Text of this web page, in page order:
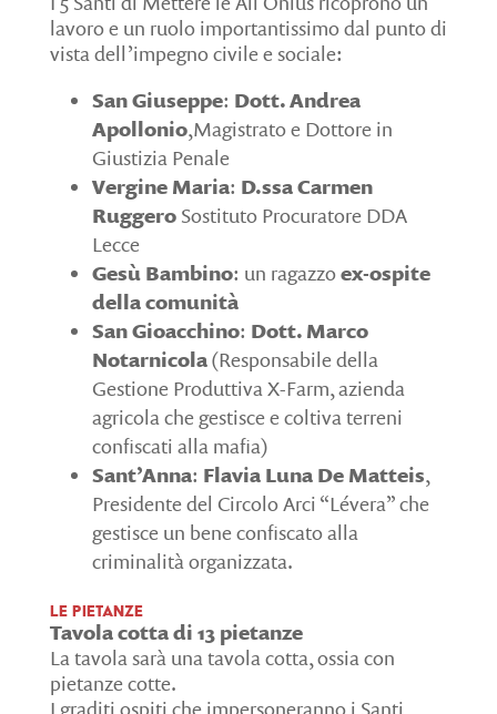
lavoro e un ruolo importantissimo dal punto di
vista dell’impegno civile e sociale:
San Giuseppe: Dott. Andrea
Apollonio,Magistrato e Dottore in
Giustizia Penale
Vergine Maria: D.ssa Carmen
RuggeroSostituto Procuratore DDA
Lecce
Gesù Bambino: un ragazzoex-ospite
della comunità
San Gioacchino: Dott. Marco
Notarnicola(Responsabile della
Gestione Produttiva X-Farm, azienda
agricola che gestisce e coltiva terreni
confiscati alla mafia)
Sant’Anna: Flavia Luna De Matteis,
Presidente del Circolo Arci “Lévera” che
gestisce un bene confiscato alla
criminalità organizzata.
Le pietanze
Tavola cotta di 13 pietanze
La tavola sarà una tavola cotta, ossia con
pietanze cotte.